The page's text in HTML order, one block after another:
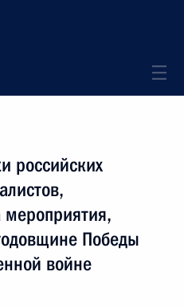
российских
мероприятия,
Победы
войне